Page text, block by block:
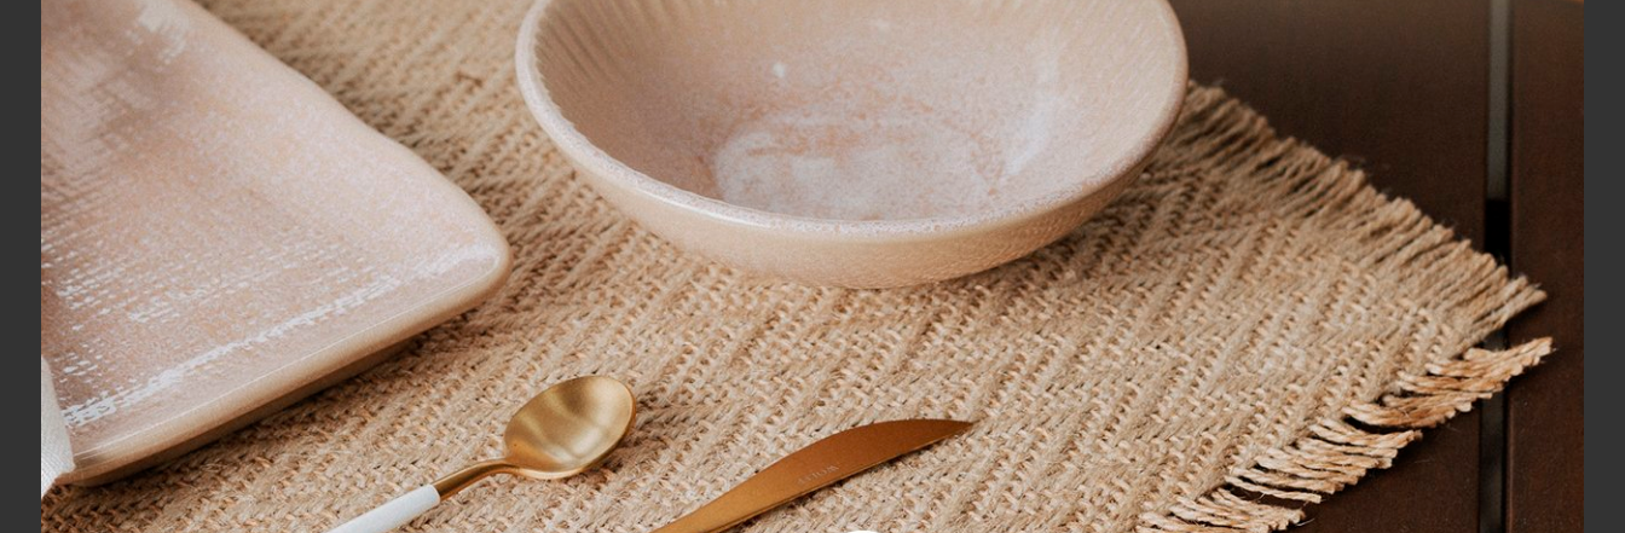
Conjunto 04 Pratos para Pão Lua em
Porcelana Baci Milano
R$ 980,00
10x sem jurosno cartão de R$ 98,00
R$ 931,00 no boleto ou pix
COMPRAR
Porta Objeto Retangular em Porcelana
Dolce Vita Baci Milano
R$ 540,00
6x sem jurosno cartãodeR$ 90,00
R$ 513,00no boleto ou pix
Prato Fundo Flor em Porcelana Mamma
Mia Baci Milano
R$ 319,00
3x sem jurosno cartãodeR$ 106,33
R$ 303,05no boleto ou pix
COMPRAR
Copo Mini com Pires Morango em
Porcelana Mamma Mia Baci Milano
R$ 219,00
2x sem jurosno cartãodeR$ 109,50
R$ 208,05no boleto ou pix